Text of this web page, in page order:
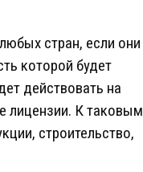
стран, если они
которой будет
действовать на
лицензии. К таковым
строительство,